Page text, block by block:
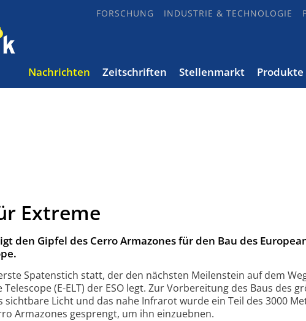
FORSCHUNG INDUSTRIE & TECHNOLOGIE
Nachrichten Zeitschriften Stellenmarkt Produkte
Extreme
den Gipfel des Cerro Armazones für den Bau des
Spatenstich statt, der den nächsten Meilenstein auf dem
(E-ELT) der ESO legt. Zur Vorbereitung des Baus des
sichtbare Licht und das nahe Infrarot wurde ein Teil des 3000
Armazones gesprengt, um ihn einzuebnen.